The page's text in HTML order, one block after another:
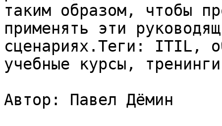
таким образом, чтобы
применять эти
сценариях.Теги: ITIL,
учебные курсы,
Автор: Павел Дёмин